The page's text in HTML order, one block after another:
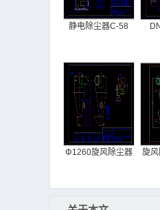
静电除尘器C-58
Φ1260旋风除尘器 旋